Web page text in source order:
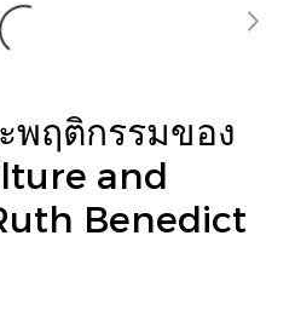
ฤติกรรมของ
and
Benedict